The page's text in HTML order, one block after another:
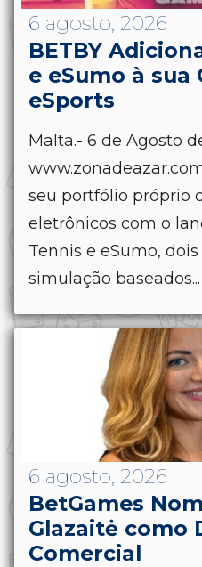
6 agosto, 2026
BETBY
e eSumo à sua
eSports
Malta.- 6 de Agosto
seu portfólio próprio
eletrônicos com o
Tennis e eSumo,
simulação baseados...
6 agosto, 2026
BetGames
Glazaitė como
Comercial